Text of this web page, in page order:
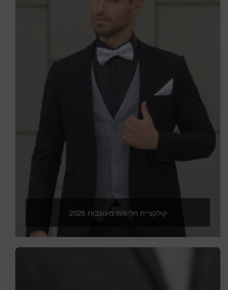
קולקציית חליפות מעוצבות 2026